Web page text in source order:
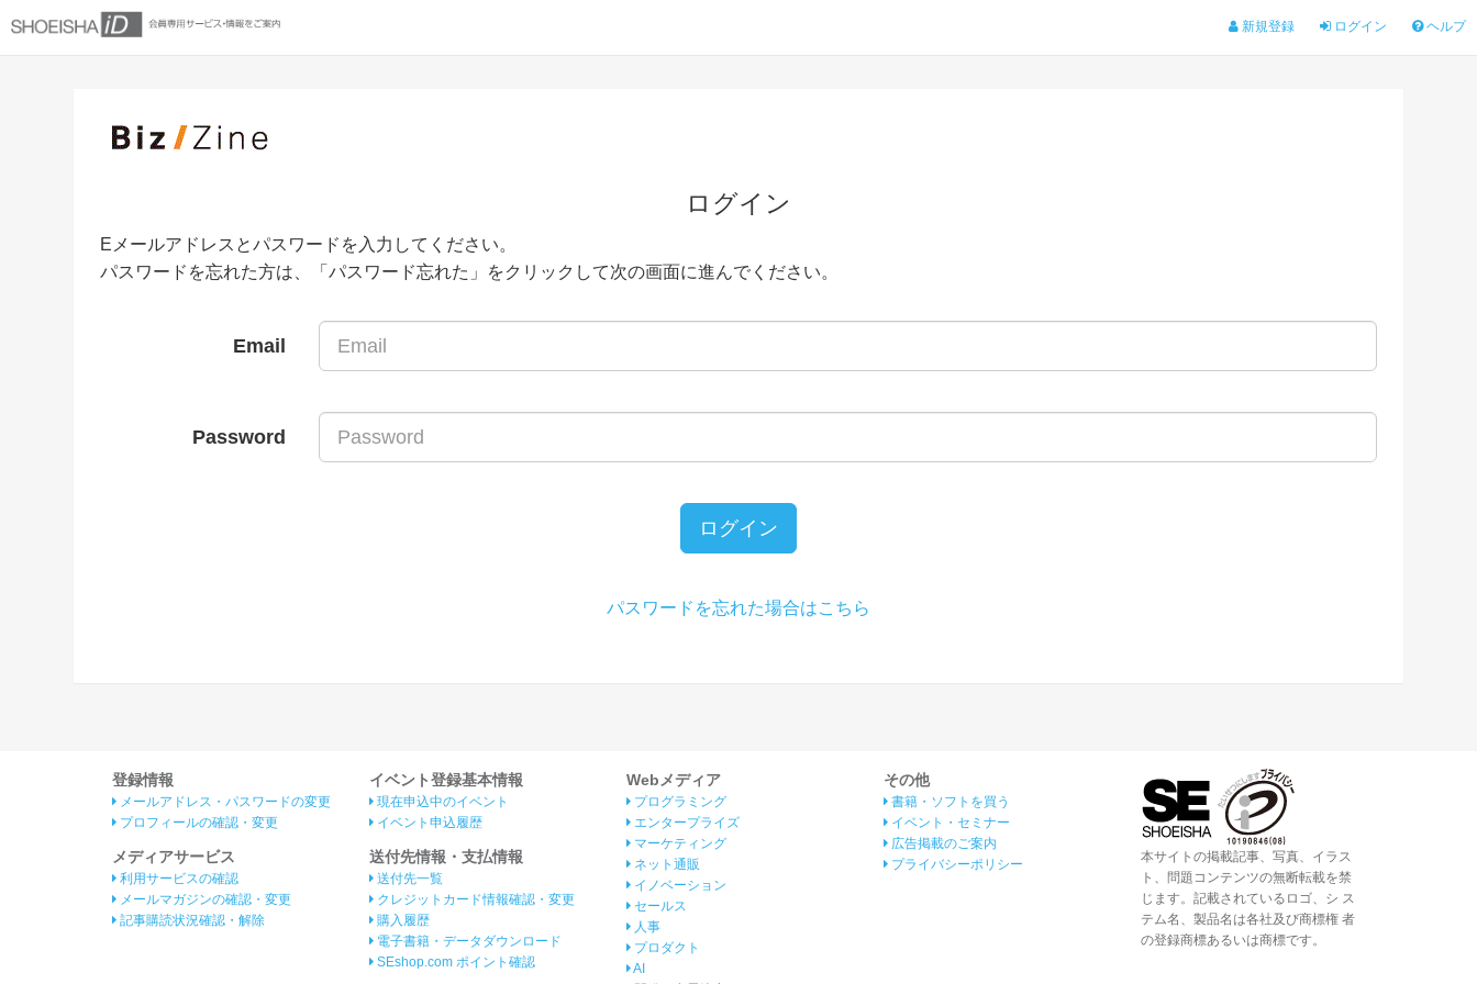
新規登録 ログイン ヘルプ
ログイン
Eメールアドレスとパスワードを入力してください。
パスワードを忘れた方は、「パスワード忘れた」をクリックして次の画面に進んでください。
Email
Password
ログイン
パスワードを忘れた場合はこちら
登録情報
メールアドレス・パスワードの変更
プロフィールの確認・変更
メディアサービス
利用サービスの確認
メールマガジンの確認・変更
記事購読状況確認・解除
イベント登録基本情報
現在申込中のイベント
イベント申込履歴
送付先情報・支払情報
送付先一覧
クレジットカード情報確認・変更
購入履歴
電子書籍・データダウンロード
SEshop.com ポイント確認
Webメディア
プログラミング
エンタープライズ
マーケティング
ネット通販
イノベーション
セールス
人事
プロダクト
AI
その他
書籍・ソフトを買う
イベント・セミナー
広告掲載のご案内
プライバシーポリシー
本サイトの掲載記事、写真、イラス
ト、問題コンテンツの無断転載を禁
じます。記載されているロゴ、シ ス
テム名、製品名は各社及び商標権 者
の登録商標あるいは商標です。